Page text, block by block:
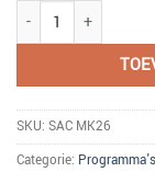
Adoptieopstellingen,
SKU: SAC MK26
Categorie: Programma's